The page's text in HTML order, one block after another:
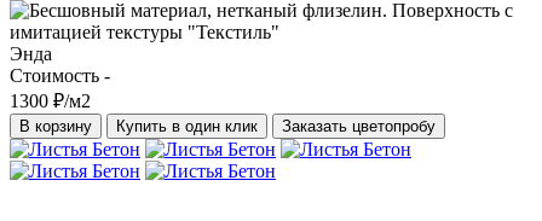
Энда
Стоимость -
1300 ₽/м2
В корзину Купить в один клик Заказать цветопробу